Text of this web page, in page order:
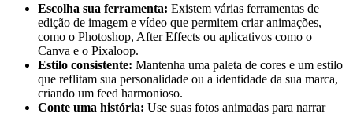
Escolha​ sua ferramenta: Existem várias ferramentas de
edição ‍de imagem e vídeo que​ permitem criar animações,
como o Photoshop, After Effects ou‌ aplicativos como o
Canva e o Pixaloop.
Estilo consistente: Mantenha uma paleta de ⁤cores⁣ e um estilo
que reflitam sua personalidade ou a⁤ identidade da sua marca,
criando um feed⁢ harmonioso.
Conte uma história: Use suas fotos ⁤animadas para narrar‍